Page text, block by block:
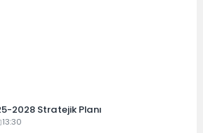
2028 Stratejik Planı
13:30